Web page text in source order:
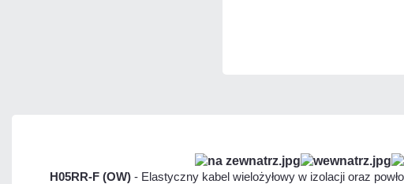
H05RR-F (OW) - Elastyczny kabel wielożyłowy w izolacji oraz